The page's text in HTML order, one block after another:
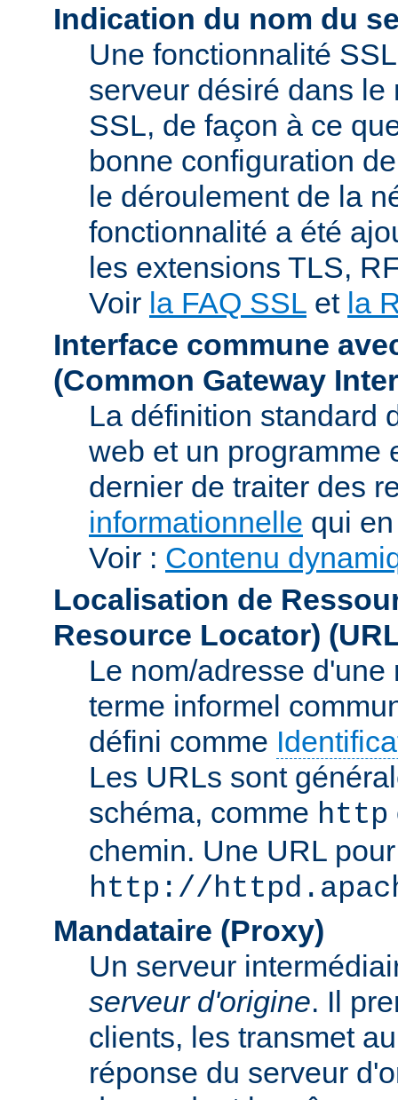
Indication du nom du
Une fonctionnalité
serveur désiré dans
SSL, de façon à ce
bonne configuration
le déroulement de la
fonctionnalité a été
les extensions TLS,
Voir la FAQ SSL et la
Interface commune
(Common Gateway
La définition standard
web et un programme
dernier de traiter des
informationnelle qui
Voir : Contenu
Localisation de
Resource Locator)
Le nom/adresse
terme informel
défini comme
Les URLs sont
schéma, comme http
chemin. Une URL
http://
Mandataire (Proxy)
Un serveur
serveur d'origine. Il
clients, les transmet
réponse du serveur